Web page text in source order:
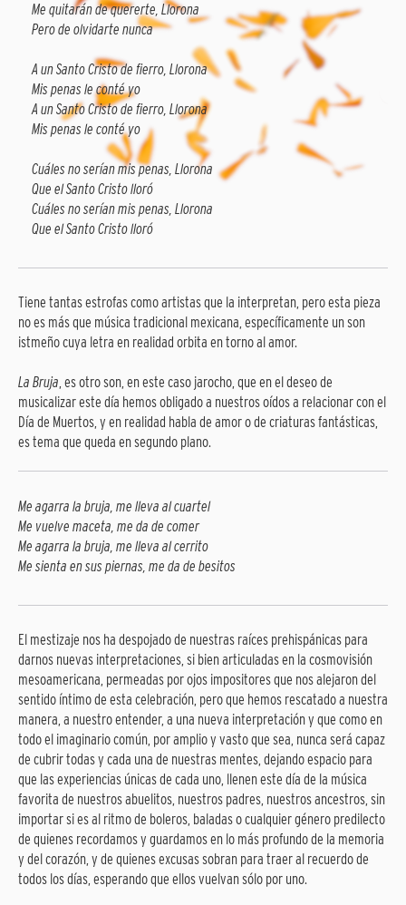
Me quitarán de quererte, Llorona
Pero de olvidarte nunca
A un Santo Cristo de fierro, Llorona
Mis penas le conté yo
A un Santo Cristo de fierro, Llorona
Mis penas le conté yo
Cuáles no serían mis penas, Llorona
Que el Santo Cristo lloró
Cuáles no serían mis penas, Llorona
Que el Santo Cristo lloró
Tiene tantas estrofas como artistas que la interpretan, pero esta pieza
no es más que música tradicional mexicana, específicamente un son
istmeño cuya letra en realidad orbita en torno al amor.
La Bruja, es otro son, en este caso jarocho, que en el deseo de
musicalizar este día hemos obligado a nuestros oídos a relacionar con el
Día de Muertos, y en realidad habla de amor o de criaturas fantásticas,
es tema que queda en segundo plano.
Me agarra la bruja, me lleva al cuartel
Me vuelve maceta, me da de comer
Me agarra la bruja, me lleva al cerrito
Me sienta en sus piernas, me da de besitos
El mestizaje nos ha despojado de nuestras raíces prehispánicas para
darnos nuevas interpretaciones, si bien articuladas en la cosmovisión
mesoamericana, permeadas por ojos impositores que nos alejaron del
sentido íntimo de esta celebración, pero que hemos rescatado a nuestra
manera, a nuestro entender, a una nueva interpretación y que como en
todo el imaginario común, por amplio y vasto que sea, nunca será capaz
de cubrir todas y cada una de nuestras mentes, dejando espacio para
que las experiencias únicas de cada uno, llenen este día de la música
favorita de nuestros abuelitos, nuestros padres, nuestros ancestros, sin
importar si es al ritmo de boleros, baladas o cualquier género predilecto
de quienes recordamos y guardamos en lo más profundo de la memoria
y del corazón, y de quienes excusas sobran para traer al recuerdo de
todos los días, esperando que ellos vuelvan sólo por uno.